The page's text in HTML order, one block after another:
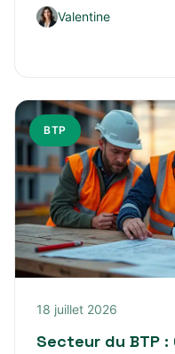
Valentine
BTP
18 juillet 2026
Secteur du BTP :